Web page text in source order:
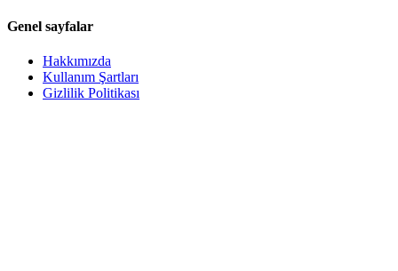
Genel sayfalar
Hakkımızda
Kullanım Şartları
Gizlilik Politikası